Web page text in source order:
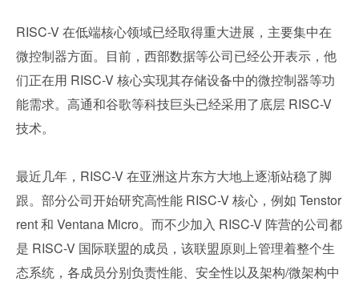
RISC-V 在低端核心领域已经取得重大进展，主要集中在
微控制器方面。目前，西部数据等公司已经公开表示，他
们正在用 RISC-V 核心实现其存储设备中的微控制器等功
能需求。高通和谷歌等科技巨头已经采用了底层 RISC-V
技术。
最近几年，RISC-V 在亚洲这片东方大地上逐渐站稳了脚
跟。部分公司开始研究高性能 RISC-V 核心，例如 Tenstor
rent 和 Ventana Micro。而不少加入 RISC-V 阵营的公司都
是 RISC-V 国际联盟的成员，该联盟原则上管理着整个生
态系统，各成员分别负责性能、安全性以及架构/微架构中